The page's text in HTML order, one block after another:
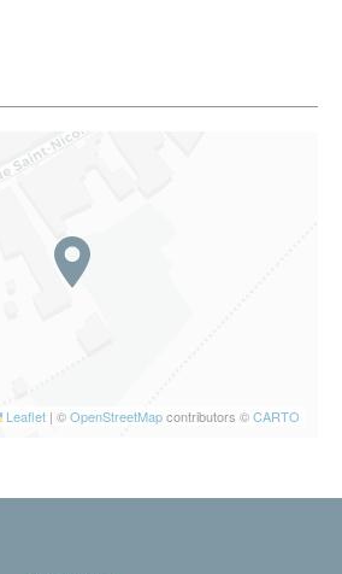
Leaflet | ©OpenStreetMapcontributors ©CARTO